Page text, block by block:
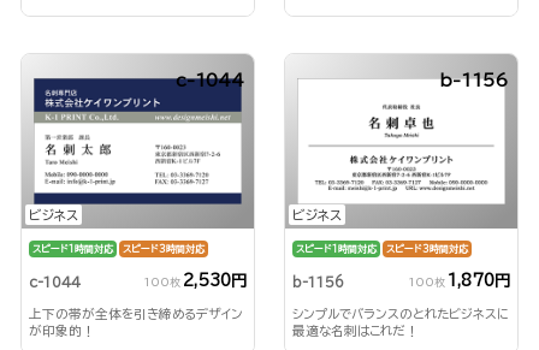
ビジネス
c-1044
スピード1時間対応 スピード3時間対応
c-1044 100枚 2,530円
上下の帯が全体を引き締めるデザイン
が印象的！
ビジネス
b-1156
スピード1時間対応 スピード3時間対応
b-1156 100枚 1,870円
シンプルでバランスのとれたビジネスに
最適な名刺はこれだ！